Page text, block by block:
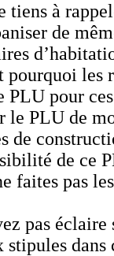
tiens à
de
pourquoi les
PLU pour
le PLU de
de
de ce
faites pas
pas
stipules dans